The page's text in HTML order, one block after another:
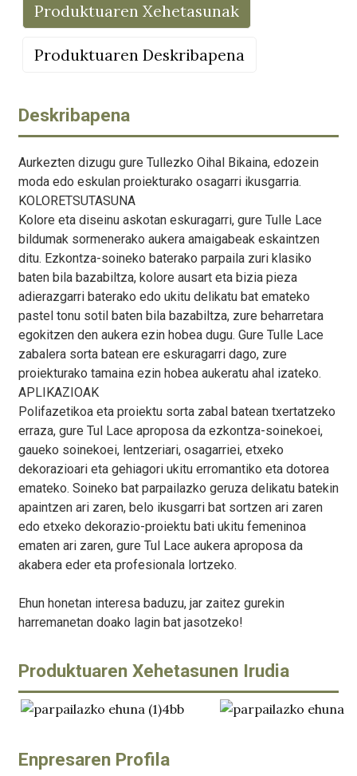
Produktuaren Xehetasunak
Produktuaren Deskribapena
Deskribapena
Aurkezten dizugu gure Tullezko Oihal Bikaina, edozein
moda edo eskulan proiekturako osagarri ikusgarria.
KOLORETSUTASUNA
Kolore eta diseinu askotan eskuragarri, gure Tulle Lace
bildumak sormenerako aukera amaigabeak eskaintzen
ditu. Ezkontza-soineko baterako parpaila zuri klasiko
baten bila bazabiltza, kolore ausart eta bizia pieza
adierazgarri baterako edo ukitu delikatu bat emateko
pastel tonu sotil baten bila bazabiltza, zure beharretara
egokitzen den aukera ezin hobea dugu. Gure Tulle Lace
zabalera sorta batean ere eskuragarri dago, zure
proiekturako tamaina ezin hobea aukeratu ahal izateko.
APLIKAZIOAK
Polifazetikoa eta proiektu sorta zabal batean txertatzeko
erraza, gure Tul Lace aproposa da ezkontza-soinekoei,
gaueko soinekoei, lentzeriari, osagarriei, etxeko
dekorazioari eta gehiagori ukitu erromantiko eta dotorea
emateko. Soineko bat parpailazko geruza delikatu batekin
apaintzen ari zaren, belo ikusgarri bat sortzen ari zaren
edo etxeko dekorazio-proiektu bati ukitu femeninoa
ematen ari zaren, gure Tul Lace aukera aproposa da
akabera eder eta profesionala lortzeko.
Ehun honetan interesa baduzu, jar zaitez gurekin
harremanetan doako lagin bat jasotzeko!
Produktuaren Xehetasunen Irudia
Enpresaren Profila